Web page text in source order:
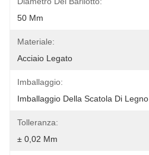
50 Mm
Materiale:
Acciaio Legato
Imballaggio:
Imballaggio Della Scatola Di Legno
Tolleranza:
± 0,02 Mm